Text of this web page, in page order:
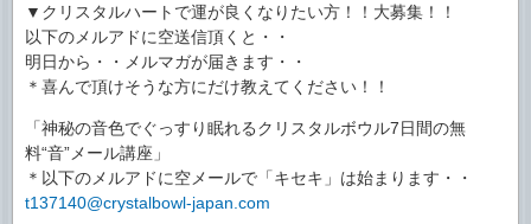
▼クリスタルハートで運が良くなりたい方！！大募集！！
以下のメルアドに空送信頂くと・・
明日から・・メルマガが届きます・・
＊喜んで頂けそうな方にだけ教えてください！！
「神秘の音色でぐっすり眠れるクリスタルボウル7日間の無
料“音”メール講座」
＊以下のメルアドに空メールで「キセキ」は始まります・・
t137140@crystalbowl-japan.com